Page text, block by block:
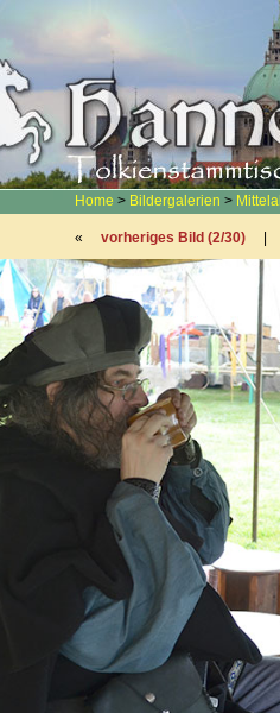
Home > Bildergalerien >
« vorheriges Bild (2/30)